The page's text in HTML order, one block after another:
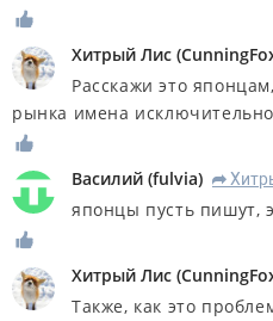
Хитрый Лис (
Расскажи это
рынка имена
Василий (fulvia) R
японцы пусть пишут,
Хитрый Лис (
Также, как это